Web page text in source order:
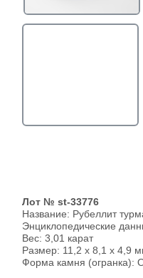
Лот № st-33776
Название: Рубеллит
Энциклопедические
Вес: 3,01 карат
Размер: 11,2 x 8,1 x 4,9
Форма камня (огранка):